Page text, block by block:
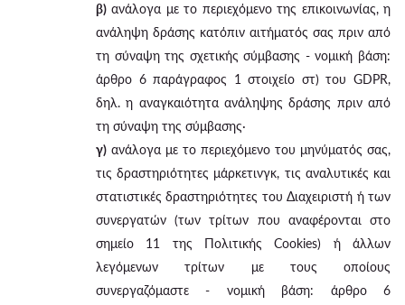
β) ανάλογα με το περιεχόμενο της επικοινωνίας, η
ανάληψη δράσης κατόπιν αιτήματός σας πριν από
τη σύναψη της σχετικής σύμβασης - νομική βάση:
άρθρο 6 παράγραφος 1 στοιχείο στ) του GDPR,
δηλ. η αναγκαιότητα ανάληψης δράσης πριν από
τη σύναψη της σύμβασης·
γ) ανάλογα με το περιεχόμενο του μηνύματός σας,
τις δραστηριότητες μάρκετινγκ, τις αναλυτικές και
στατιστικές δραστηριότητες του Διαχειριστή ή των
συνεργατών (των τρίτων που αναφέρονται στο
σημείο 11 της Πολιτικής Cookies) ή άλλων
λεγόμενων τρίτων με τους οποίους
συνεργαζόμαστε - νομική βάση: άρθρο 6